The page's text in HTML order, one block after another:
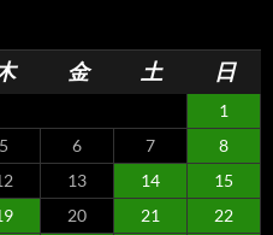
金 土 日
1
5 6 7
8
13 14
15
20 21
22